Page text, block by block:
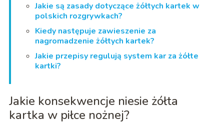
Jakie są zasady dotyczące żółtych kartek w
polskich rozgrywkach?
Kiedy następuje zawieszenie za
nagromadzenie żółtych kartek?
Jakie przepisy regulują system kar za żółte
kartki?
Jakie konsekwencje niesie żółta
kartka w piłce nożnej?